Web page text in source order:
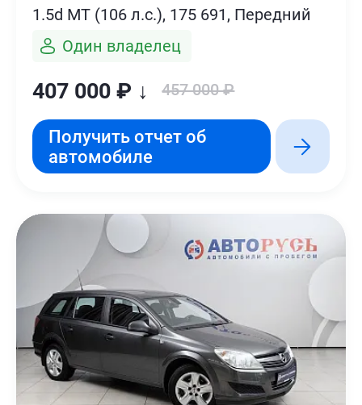
1.5d MT (106 л.с.), 175 691, Передний
Один владелец
407 000 ₽ ↓ 457 000 ₽
Получить отчет об
автомобиле